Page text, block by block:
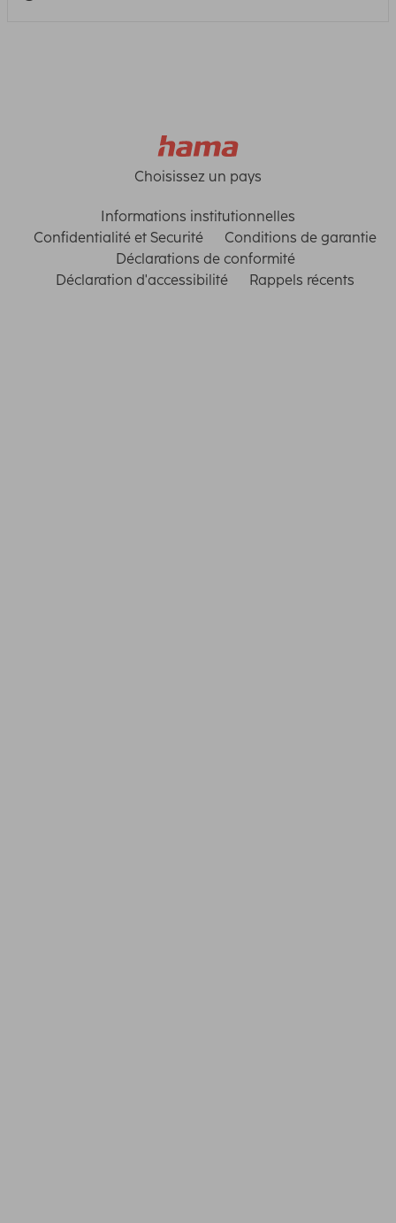
Choisissez un pays
Informations institutionnelles
Confidentialité et Securité
Conditions de garantie
Déclarations de conformité
Déclaration d'accessibilité
Rappels récents